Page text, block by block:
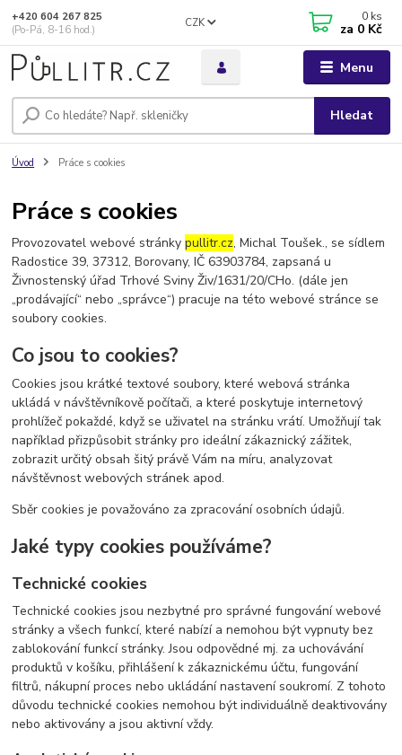
Menu
CZK
Hledat
+420 604 267 825
(Po-Pá, 8-16 hod.)
0 ks
za 0 Kč
Úvod Práce s cookies
Práce s cookies
Provozovatel webové stránkypullitr.cz,Michal Toušek., se sídlem
Radostice 39, 37312, Borovany, IČ 63903784, zapsaná u
Živnostenský úřad Trhové Sviny Živ/1631/20/CHo. (dále jen
„prodávající“ nebo „správce“) pracuje na této webové stránce se
soubory cookies.
Co jsou to cookies?
Cookies jsou krátké textové soubory, které webová stránka
ukládá v návštěvníkově počítači, a které poskytuje internetový
prohlížeč pokaždé, když se uživatel na stránku vrátí. Umožňují tak
například přizpůsobit stránky pro ideální zákaznický zážitek,
zobrazit určitý obsah šitý právě Vám na míru, analyzovat
návštěvnost webových stránek apod.
Sběr cookies je považováno za zpracování osobních údajů.
Jaké typy cookies používáme?
Technické cookies
Technické cookies jsou nezbytné pro správné fungování webové
stránky a všech funkcí, které nabízí a nemohou být vypnuty bez
zablokování funkcí stránky. Jsou odpovědné mj. za uchovávání
produktů v košíku, přihlášení k zákaznickému účtu, fungování
filtrů, nákupní proces nebo ukládání nastavení soukromí. Z tohoto
důvodu technické cookies nemohou být individuálně deaktivovány
nebo aktivovány a jsou aktivní vždy.